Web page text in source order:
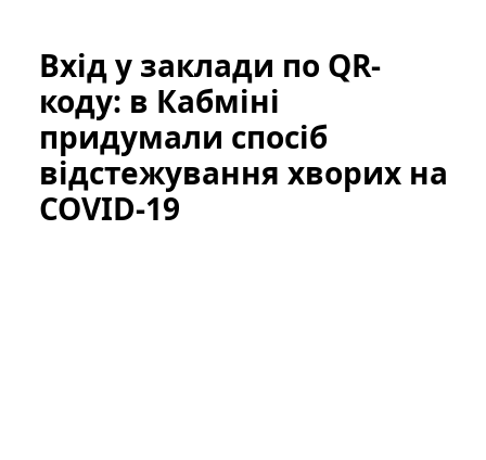
Вхід у заклади по QR-
коду: в Кабміні
придумали спосіб
відстежування хворих на
COVID-19